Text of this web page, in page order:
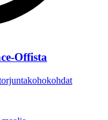
Offista